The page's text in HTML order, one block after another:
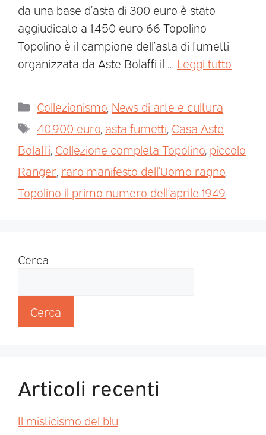
da una base d’asta di 300 euro è stato
aggiudicato a 1.450 euro 66 Topolino
Topolino è il campione dell’asta di fumetti
organizzata da Aste Bolaffi il … Leggi tutto
Collezionismo News di arte e cultura
40.900 euro asta fumetti Casa Aste
Bolaffi Collezione completa Topolino piccolo
Ranger raro manifesto dell’Uomo ragno
Topolino il primo numero dell’aprile 1949
Cerca
Cerca
Articoli recenti
Il misticismo del blu